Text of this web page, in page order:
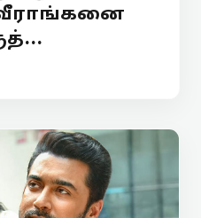
வீராங்கனை